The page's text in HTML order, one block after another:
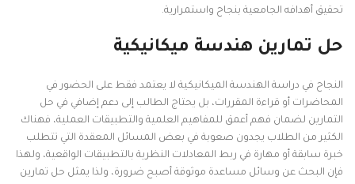
تحقيق أهدافه الجامعية بنجاح واستمرارية.
حل تمارين هندسة ميكانيكية
النجاح في دراسة الهندسة الميكانيكية لا يعتمد فقط على الحضور في
المحاضرات أو قراءة المقررات، بل يحتاج الطالب إلى دعم إضافي في حل
التمارين لضمان فهم أعمق للمفاهيم العلمية والتطبيقات العملية، فهناك
الكثير من الطلاب يجدون صعوبة في بعض المسائل المعقدة التي تتطلب
خبرة سابقة أو مهارة في ربط المعادلات النظرية بالتطبيقات الواقعية، ولهذا
فإن البحث عن وسائل مساعدة موثوقة أصبح ضرورة، ولذا يمثل حل تمارين